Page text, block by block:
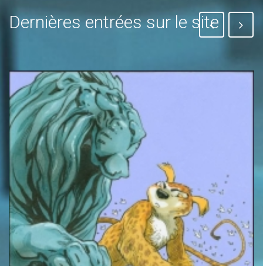
Dernières entrées sur le site